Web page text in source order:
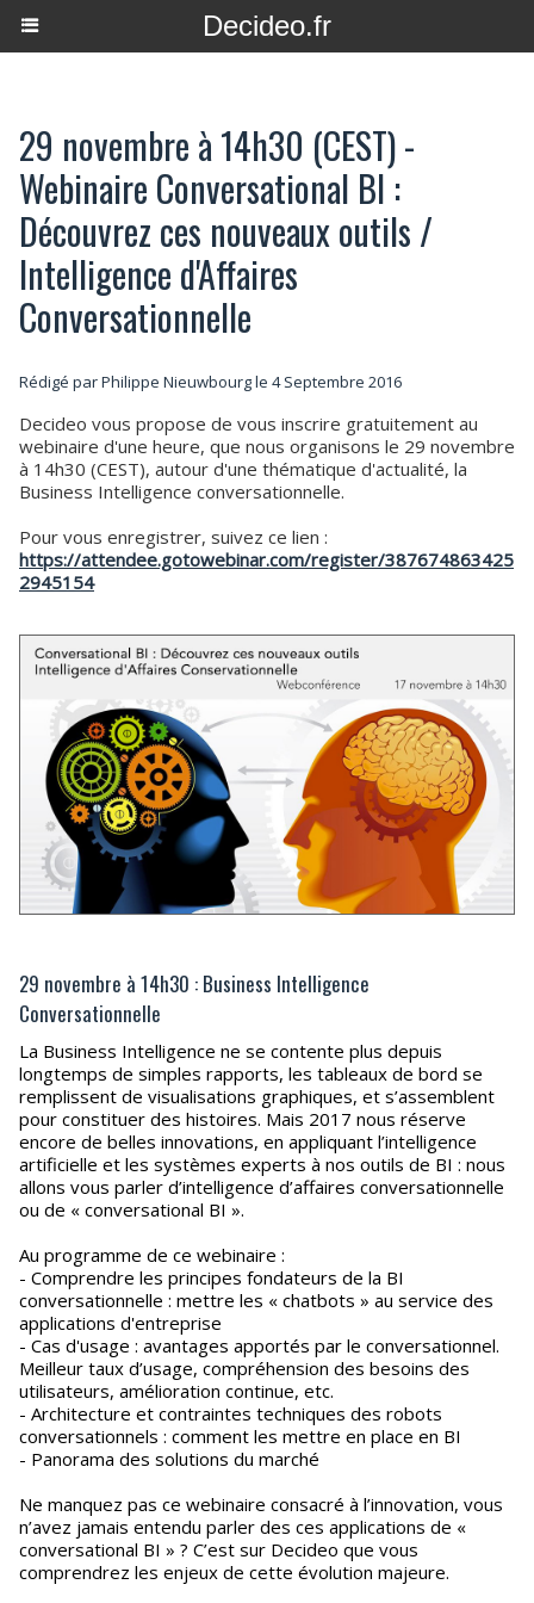
Decideo.fr
29 novembre à 14h30 (CEST) -
Webinaire Conversational BI :
Découvrez ces nouveaux outils /
Intelligence d'Affaires
Conversationnelle
Rédigé parPhilippe Nieuwbourgle 4 Septembre 2016
Decideo vous propose de vous inscrire gratuitement au
webinaire d'une heure, que nous organisons le 29 novembre
à 14h30 (CEST), autour d'une thématique d'actualité, la
Business Intelligence conversationnelle.
Pour vous enregistrer, suivez ce lien :
https://attendee.gotowebinar.com/register/387674863425
2945154
29 novembre à 14h30 : Business Intelligence
Conversationnelle
La Business Intelligence ne se contente plus depuis
longtemps de simples rapports, les tableaux de bord se
remplissent de visualisations graphiques, et s’assemblent
pour constituer des histoires. Mais 2017 nous réserve
encore de belles innovations, en appliquant l’intelligence
artificielle et les systèmes experts à nos outils de BI : nous
allons vous parler d’intelligence d’affaires conversationnelle
ou de « conversational BI ».
Au programme de ce webinaire :
- Comprendre les principes fondateurs de la BI
conversationnelle : mettre les « chatbots » au service des
applications d'entreprise
- Cas d'usage : avantages apportés par le conversationnel.
Meilleur taux d’usage, compréhension des besoins des
utilisateurs, amélioration continue, etc.
- Architecture et contraintes techniques des robots
conversationnels : comment les mettre en place en BI
- Panorama des solutions du marché
Ne manquez pas ce webinaire consacré à l’innovation, vous
n’avez jamais entendu parler des ces applications de «
conversational BI » ? C’est sur Decideo que vous
comprendrez les enjeux de cette évolution majeure.